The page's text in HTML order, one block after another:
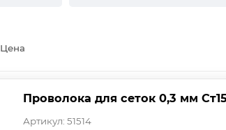
Цена
Проволока для сеток 0,3 мм
Артикул: 51514